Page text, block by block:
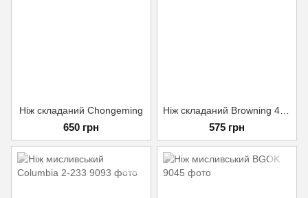
Ніж складаний Сhongeming
650 грн 575 грн